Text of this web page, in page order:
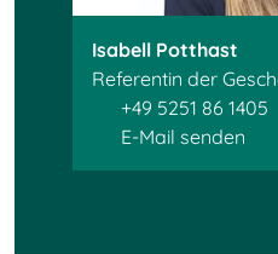
Isabell Potthast
Referentin der
+49 5251 86 1405
E-Mail senden